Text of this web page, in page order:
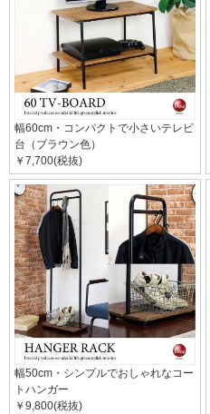
幅60cm・コンパクトで小さいテレビ
台（ブラウン色）
￥7,700(税抜)
幅50cm・シンプルでおしゃれなコー
トハンガー
￥9,800(税抜)